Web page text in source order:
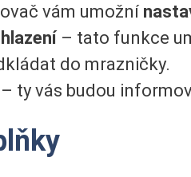
vám umožní
– tato funkce
do mrazničky.
– ty vás budou